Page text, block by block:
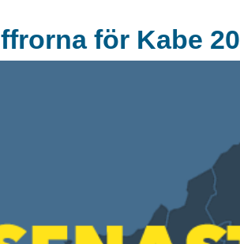
för Kabe